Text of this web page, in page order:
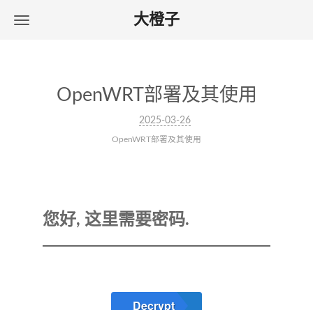
大橙子
OpenWRT部署及其使用
2025-03-26
OpenWRT部署及其使用
您好, 这里需要密码.
Decrypt